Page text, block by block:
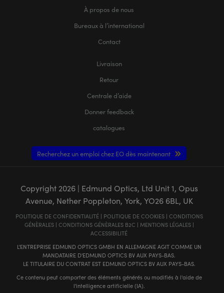
À propos de nous
Bureaux à l’international
Contact
Livraison
Retour
Centrale d’aide
Donner feedback
catalogues
Recherchez un emploi chez EO dès maintenant
Copyright 2026| Edmund Optics, Ltd Unit 1, Opus
Avenue, Nether Poppleton, York, YO26 6BL, UK
POLITIQUE DE CONFIDENTIALITÉ| POLITIQUE DE COOKIES| CONDITIONS
GÉNÈRALES| CONDITIONS GÉNÈRALES B2C | MENTIONS LÉGALES|
ACCESSIBILITÉ
L'ENTREPRISE EDMUND OPTICS GMBH EN ALLEMAGNE AGIT COMME UN
MANDATAIRE D'EDMUND OPTICS BV AUX PAYS-BAS.
LE TITULAIRE DU CONTRAT EST EDMUND OPTICS BV AUX PAYS-BAS.
Ce contenu peut comporter des éléments générés ou modifiés à l'aide de
l'intelligence artificielle (IA).